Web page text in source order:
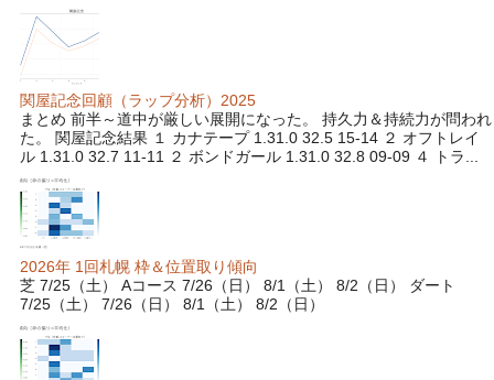
関屋記念回顧（ラップ分析）2025
まとめ 前半～道中が厳しい展開になった。 持久力＆持続力が問われ
た。 関屋記念結果 １ カナテープ 1.31.0 32.5 15-14 ２ オフトレイ
ル 1.31.0 32.7 11-11 ２ ボンドガール 1.31.0 32.8 09-09 ４ トラ...
2026年 1回札幌 枠＆位置取り傾向
芝 7/25（土） Aコース 7/26（日） 8/1（土） 8/2（日） ダート
7/25（土） 7/26（日） 8/1（土） 8/2（日）